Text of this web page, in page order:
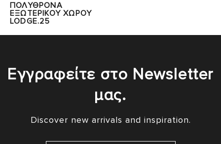
ΠΟΛΥΘΡΟΝΑ
ΕΞΩΤΕΡΙΚΟΥ ΧΩΡΟΥ
LODGE.25
Εγγραφείτε στο Newsletter
μας.
Discover new arrivals and inspiration.